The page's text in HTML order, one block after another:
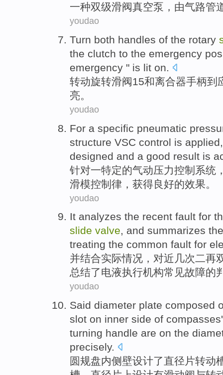
一种双级滑阀真空泵 ， 由气路管
youdao
Turn both handles of the rotary
the clutch to the emergency
emergency " is lit on.
转动旋转滑阀15和离合器手柄到
亮。
youdao
For a specific pneumatic
structure VSC control is
designed and a good result is
针对一特定的气动压力控制 系统
滑模控制 律 ，获得良好的效果 。
youdao
It analyzes the recent fault for
slide valve, and summarizes
treating the common fault for
并结合实际情况，对近 几次二再
总结了电液执行机构常见故障的
youdao
Said diameter plate composed
slot on inner side of compasses
turning handle are on the
precisely.
圆规盘内侧壁设计了直径 片转动